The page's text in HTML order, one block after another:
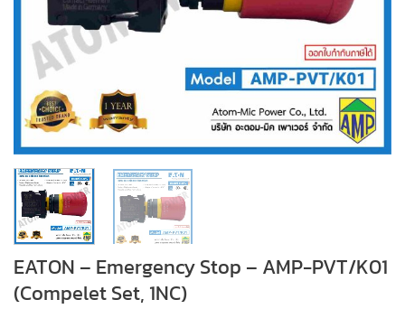
EATON – Emergency Stop – AMP-PVT/K01
(Compelet Set, 1NC)